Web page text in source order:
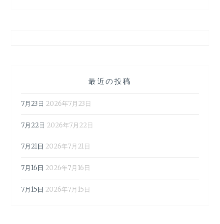
最近の投稿
7月23日 2026年7月23日
7月22日 2026年7月22日
7月21日 2026年7月21日
7月16日 2026年7月16日
7月15日 2026年7月15日